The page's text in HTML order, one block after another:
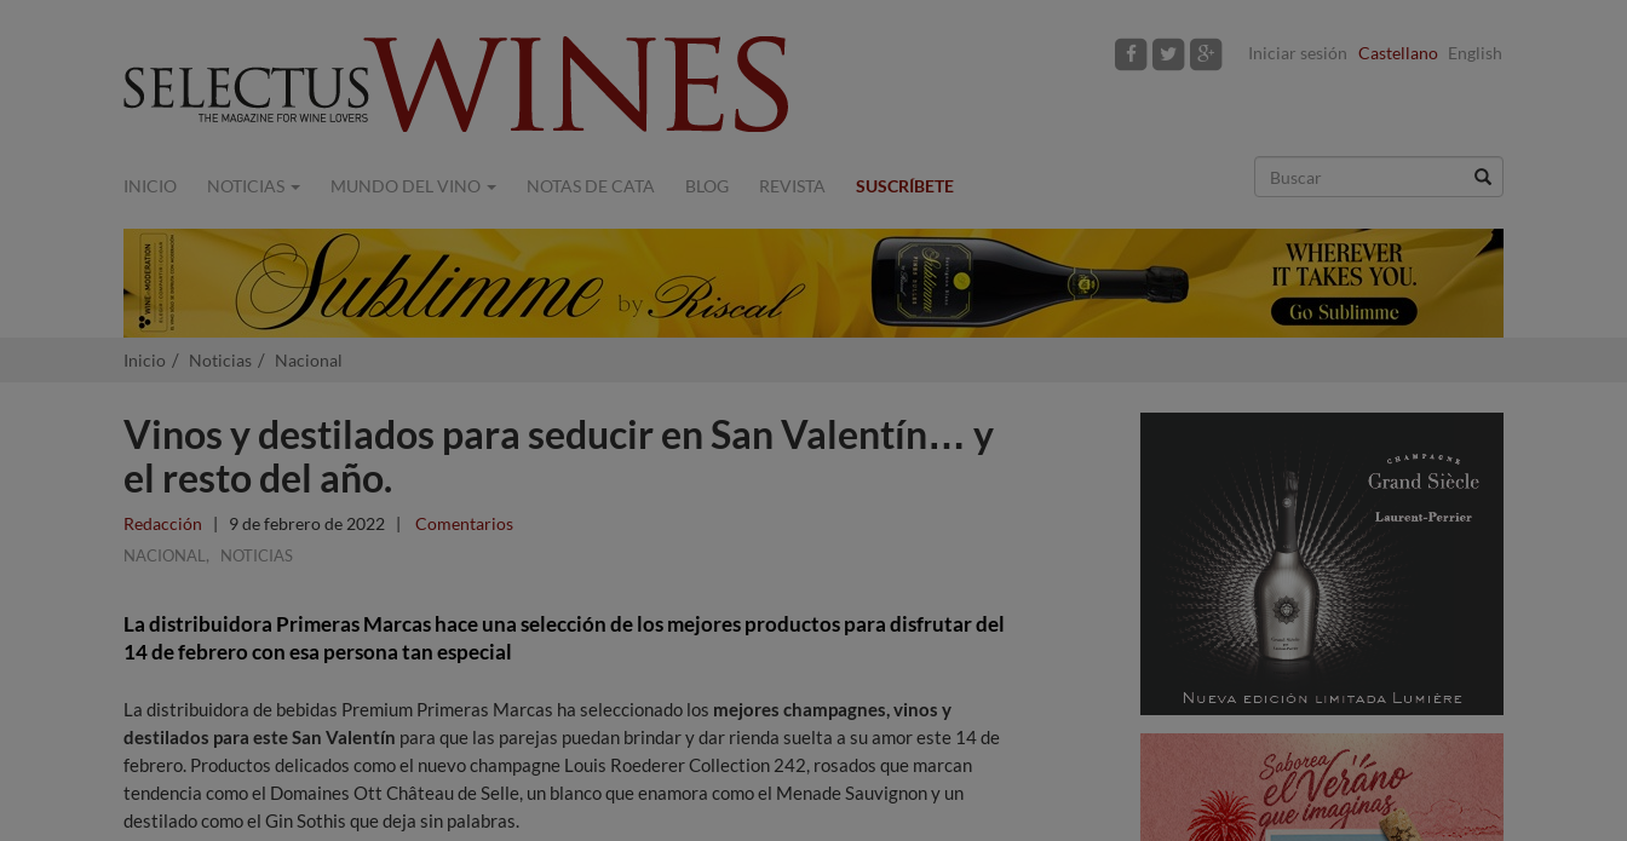
Iniciar sesión Castellano English
INICIO NOTICIAS MUNDO DEL VINO NOTAS DE CATA BLOG REVISTA SUSCRÍBETE
Inicio Noticias Nacional
Vinos y destilados para seducir en San Valentín… y
el resto del año.
Redacción | 9 de febrero de 2022 | Comentarios
NACIONAL , NOTICIAS
La distribuidora Primeras Marcas hace una selección de los mejores productos para disfrutar del
14 de febrero con esa persona tan especial
La distribuidora de bebidas Premium Primeras Marcas ha seleccionado los mejores champagnes, vinos y
destilados para este San Valentín para que las parejas puedan brindar y dar rienda suelta a su amor este 14 de
febrero. Productos delicados como el nuevo champagne Louis Roederer Collection 242, rosados que marcan
tendencia como el Domaines Ott Château de Selle, un blanco que enamora como el Menade Sauvignon y un
destilado como el Gin Sothis que deja sin palabras.